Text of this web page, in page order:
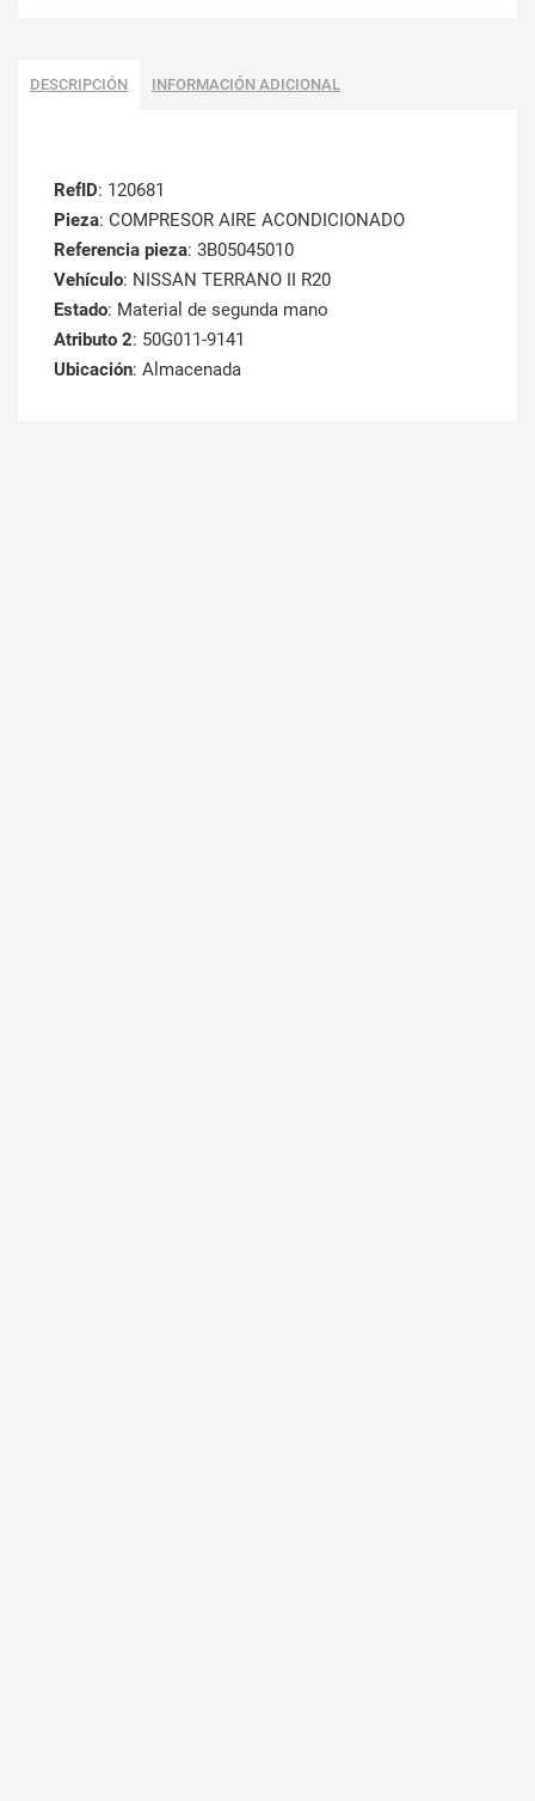
DESCRIPCIÓN INFORMACIÓN ADICIONAL
RefID: 120681
Pieza: COMPRESOR AIRE ACONDICIONADO
Referencia pieza: 3B05045010
Vehículo: NISSAN TERRANO II R20
Estado: Material de segunda mano
Atributo 2: 50G011-9141
Ubicación: Almacenada